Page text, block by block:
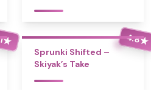
★ 4.8★
Sprunki Shifted –
Skiyak’s Take